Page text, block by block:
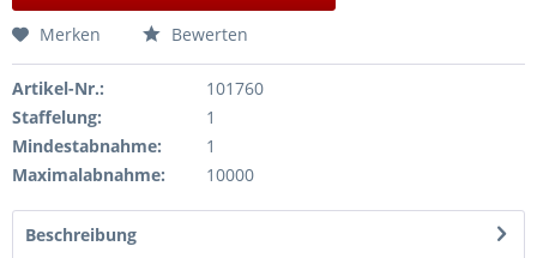
Merken Bewerten
Artikel-Nr.:
101760
Staffelung:
1
Mindestabnahme:
1
Maximalabnahme:
10000
Beschreibung